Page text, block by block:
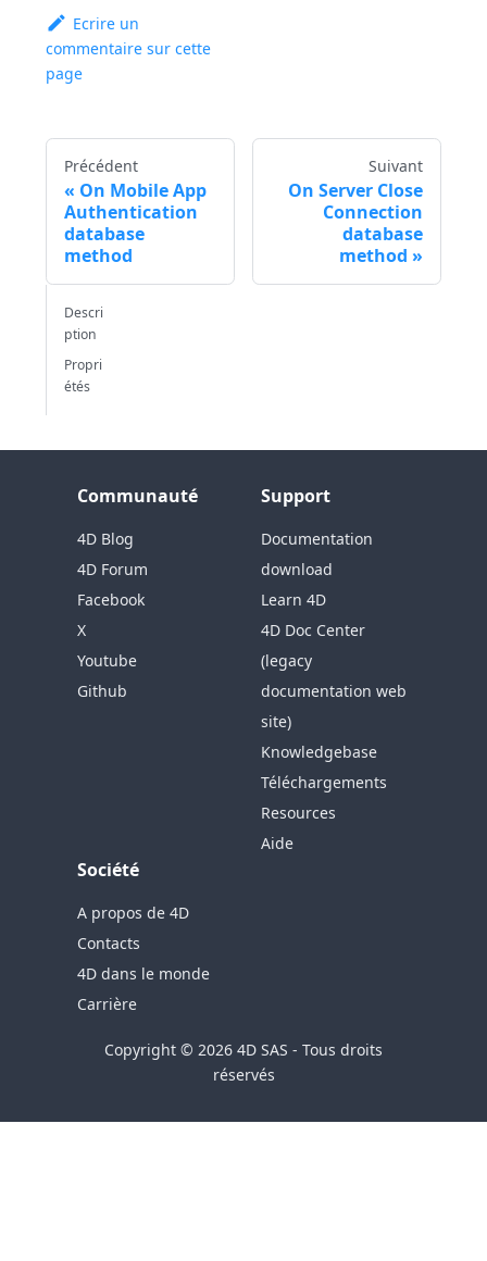
Ecrire un
commentaire sur cette
page
Précédent
On Mobile App
Authentication
database
method
Suivant
On Server Close
Connection
database
method
Descri
ption
Propri
étés
Communauté
4D Blog
4D Forum
Facebook
X
Youtube
Github
Support
Documentation
download
Learn 4D
4D Doc Center
(legacy
documentation web
site)
Knowledgebase
Téléchargements
Resources
Aide
Société
A propos de 4D
Contacts
4D dans le monde
Carrière
Copyright © 2026 4D SAS - Tous droits
réservés